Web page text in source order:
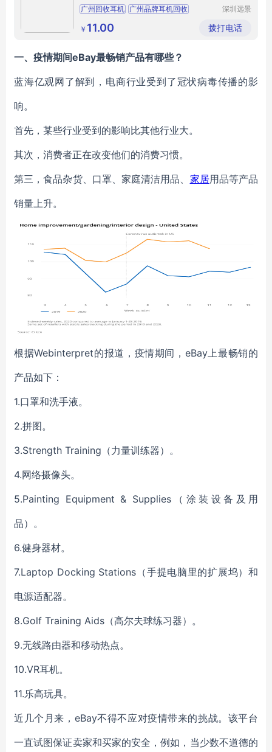
广州回收耳机 广州品牌耳机回收
高价回收头戴耳机
深圳远景
有限公司
￥ 11.00 拨打电话
一、 疫情期间eBay最畅销产品有哪些？
蓝海亿观网了解到， 电商行业受到了冠状病毒传播的影
响。
首先， 某些行业受到的影响比其他行业大。
其次，消费者正在改变他们的消费习惯。
第三 ，食品杂货、口罩、家庭清洁用品、 家居用品等产品
销量上升。
根据Webinterpret的报道，疫情期间，eBay上最畅销的
产品如下：
1.口罩和洗手液。
2.拼图。
3.Strength Training （力量训练器）。
4.网络摄像头。
5.Painting Equipment & Supplies（ 涂装设备及用
品）。
6.健身器材。
7.Laptop Docking Stations （手提电脑里的扩展坞）和
电源适配器。
8.Golf Training Aids （高尔夫球练习器）。
9.无线路由器和移动热点。
10.VR耳机。
11.乐高玩具。
近几个月来，eBay不得不应对疫情带来的挑战。该平台
一直试图保证卖家和买家的安全，例如，当少数不道德的